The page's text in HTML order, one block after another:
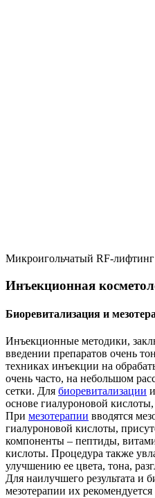
Микроигольчатый RF-
Инъекционная
Биоревитализация и
Инъекционные методики,
введении препаратов очень
техниках инъекции на
очень часто, на небольшом
сетки. Для биоревитализации
основе гиалуроновой
При мезотерапии вводятся
гиалуроновой кислоты,
компоненты – пептиды,
кислоты. Процедура также
улучшению ее цвета, тона,
Для наилучшего результата и
мезотерапии их